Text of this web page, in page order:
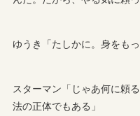
ゆうき「たしかに。身をもっ
スターマン「じゃあ何に頼
法の正体でもある」